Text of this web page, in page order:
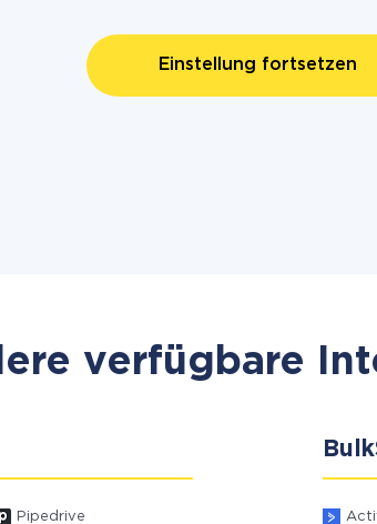
Einstellung fortsetzen
verfügbare
Pipedrive